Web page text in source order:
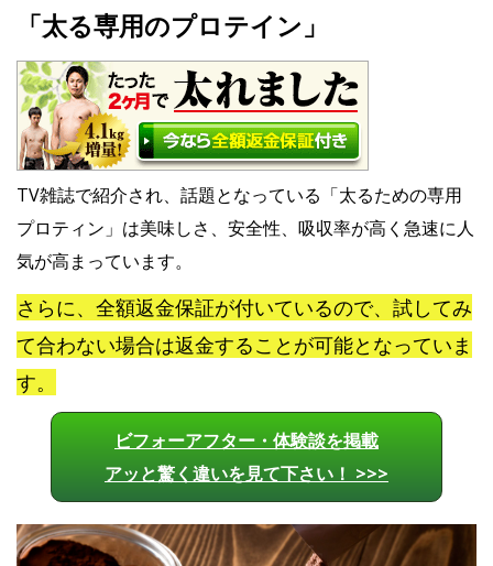
「太る専用のプロテイン」
TV雑誌で紹介され、話題となっている「太るための専用
プロティン」は美味しさ、安全性、吸収率が高く急速に人
気が高まっています。
さらに、全額返金保証が付いているので、試してみ
て合わない場合は返金することが可能となっていま
す。
ビフォーアフター・体験談を掲載
アッと驚く違いを見て下さい！ >>>